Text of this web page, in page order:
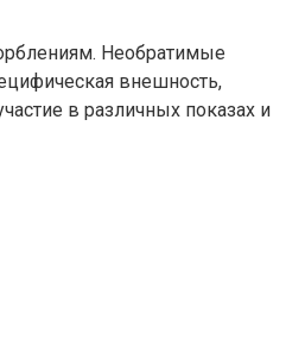
Необратимые
внешность,
в различных показах и